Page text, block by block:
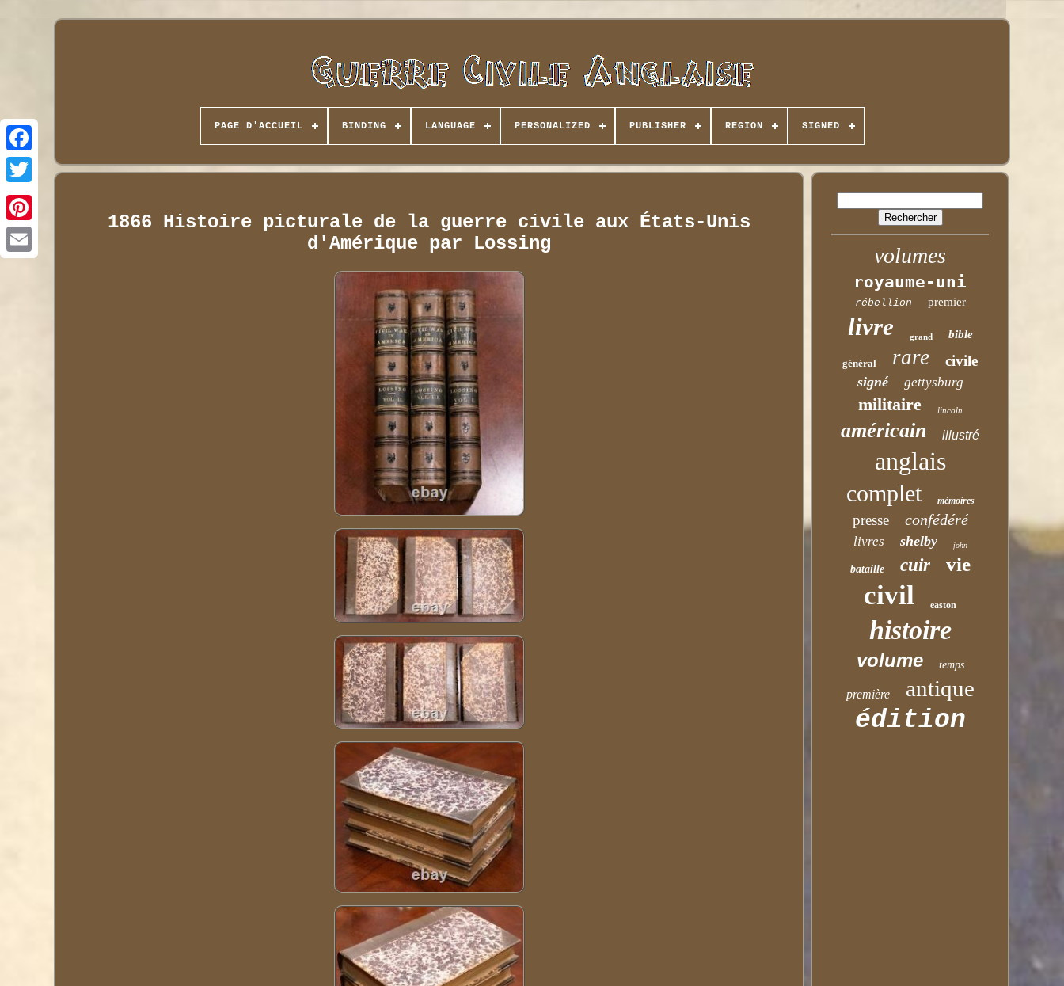
PAGE D'ACCUEIL BINDING LANGUAGE PERSONALIZED PUBLISHER REGION SIGNED
1866 Histoire picturale de la guerre civile aux États-Unis
d'Amérique par Lossing
volumes
royaume-uni
rébellion premier
livre grand bible
général rare civile
signé gettysburg
militaire lincoln
américain illustré
anglais
complet mémoires
presse confédéré
livres shelby john
bataille cuir vie
civil easton
histoire
volume temps
première antique
édition